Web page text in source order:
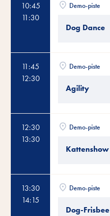
10:45
11:30
Demo-piste
Dog Dance
11:45
12:30
Demo-piste
Agility
12:30
13:30
Demo-piste
Kattenshow
13:30
14:15
Demo-piste
Dog-Frisbee